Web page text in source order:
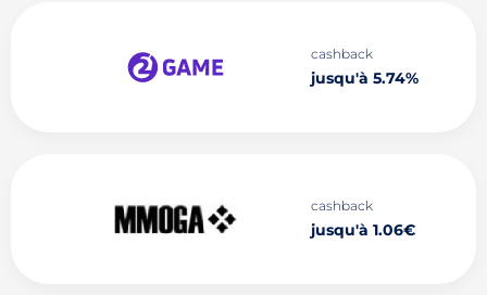
cashback
jusqu'à 5.74%
cashback
jusqu'à 1.06€